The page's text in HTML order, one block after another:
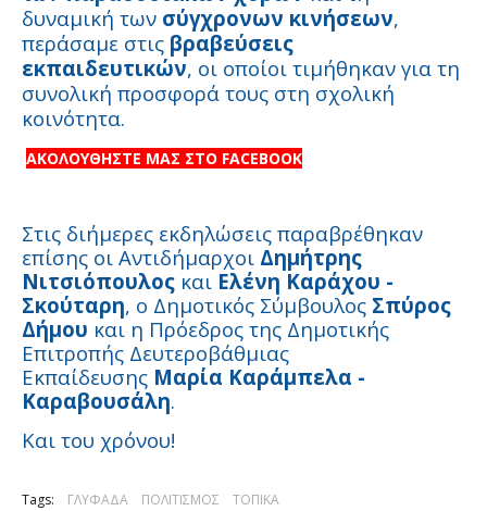
δυναμική των σύγχρονων κινήσεων,
περάσαμε στις βραβεύσεις
εκπαιδευτικών, οι οποίοι τιμήθηκαν για τη
συνολική προσφορά τους στη σχολική
κοινότητα.
ΑΚΟΛΟΥΘΗΣΤΕ ΜΑΣ ΣΤΟ FACEBOOK
Στις διήμερες εκδηλώσεις παραβρέθηκαν
επίσης οι Αντιδήμαρχοι Δημήτρης
Νιτσιόπουλος και Ελένη Καράχου -
Σκούταρη, ο Δημοτικός Σύμβουλος Σπύρος
Δήμου και η Πρόεδρος της Δημοτικής
Επιτροπής Δευτεροβάθμιας
Εκπαίδευσης Μαρία Καράμπελα -
Καραβουσάλη.
Και του χρόνου!
Tags: ΓΛΥΦΑΔΑ ΠΟΛΙΤΙΣΜΟΣ ΤΟΠΙΚΑ